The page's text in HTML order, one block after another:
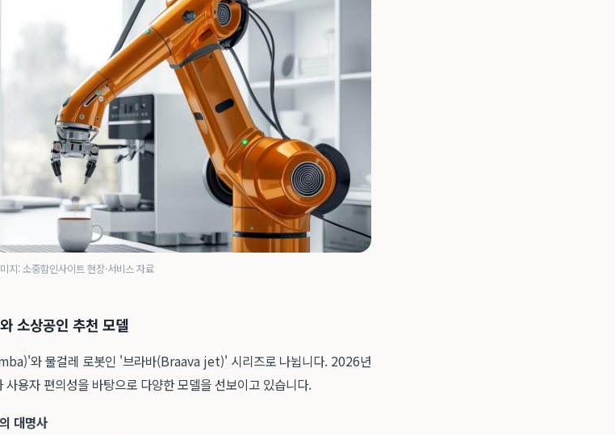
지: 소중함인사이트 현장·서비스 자료
소상공인 추천 모델
와 물걸레 로봇인 '브라바(Braava jet)' 시리즈로 나뉩니다. 2026년
용자 편의성을 바탕으로 다양한 모델을 선보이고 있습니다.
대명사